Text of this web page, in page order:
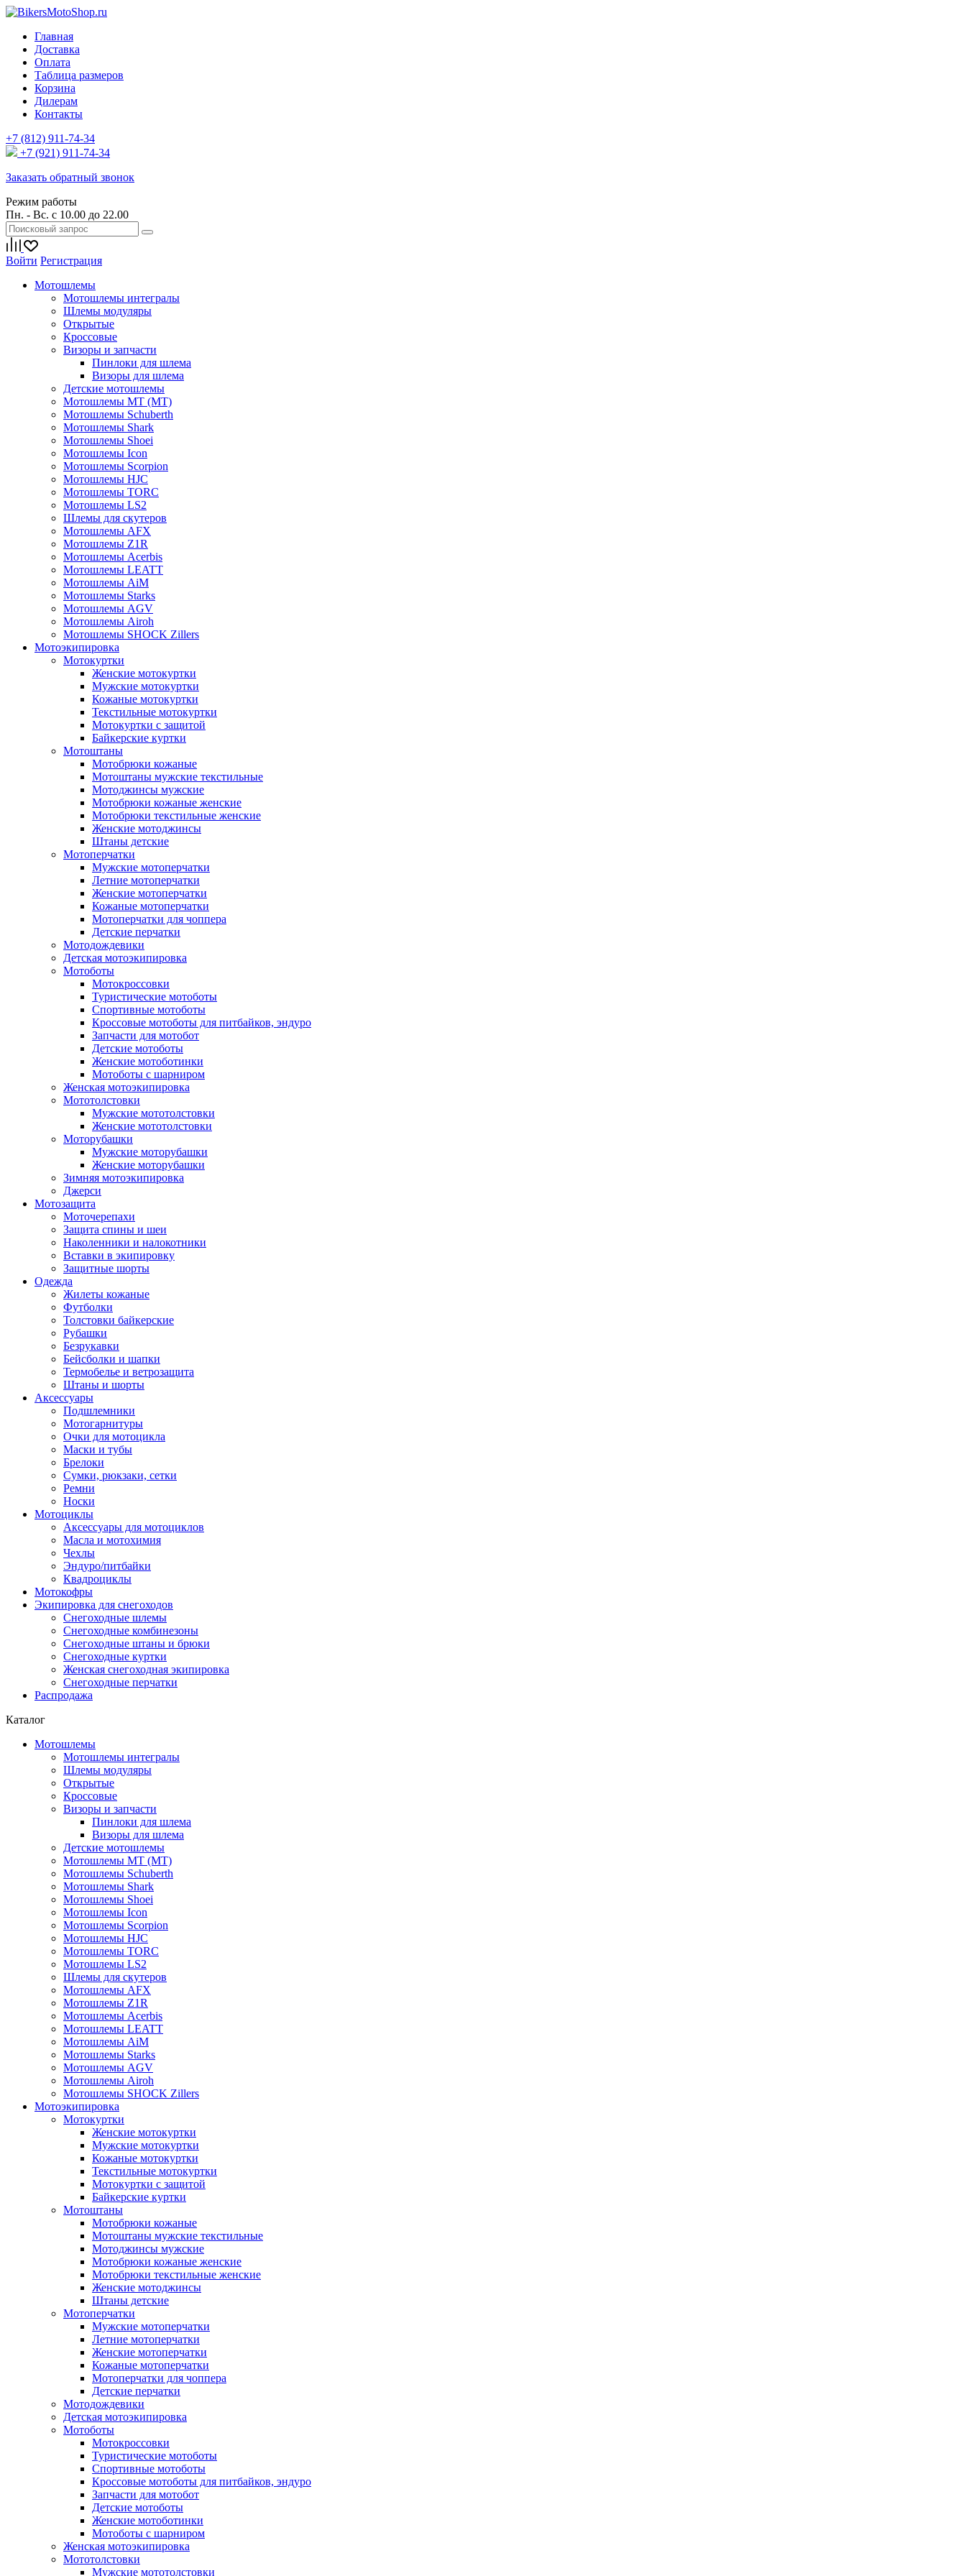
Главная
Доставка
Оплата
Таблица размеров
Корзина
Дилерам
Контакты
+7 (812) 911-74-34
+7 (921) 911-74-34
Заказать обратный звонок
Режим работы
Пн. - Вс. с 10.00 до 22.00
Войти Регистрация
Мотошлемы
Мотошлемы интегралы
Шлемы модуляры
Открытые
Кросcовые
Визоры и запчасти
Пинлоки для шлема
Визоры для шлема
Детские мотошлемы
Мотошлемы MT (МТ)
Мотошлемы Schuberth
Мотошлемы Shark
Мотошлемы Shoei
Мотошлемы Icon
Мотошлемы Scorpion
Мотошлемы HJC
Мотошлемы TORC
Мотошлемы LS2
Шлемы для скутеров
Мотошлемы AFX
Мотошлемы Z1R
Мотошлемы Acerbis
Мотошлемы LEATT
Мотошлемы AiM
Мотошлемы Starks
Мотошлемы AGV
Мотошлемы Airoh
Мотошлемы SHOCK Zillers
Мотоэкипировка
Мотокуртки
Женские мотокуртки
Мужские мотокуртки
Кожаные мотокуртки
Текстильные мотокуртки
Мотокуртки с защитой
Байкерские куртки
Мотоштаны
Мотобрюки кожаные
Мотоштаны мужские текстильные
Мотоджинсы мужские
Мотобрюки кожаные женские
Мотобрюки текстильные женские
Женские мотоджинсы
Штаны детские
Мотоперчатки
Мужские мотоперчатки
Летние мотоперчатки
Женские мотоперчатки
Кожаные мотоперчатки
Мотоперчатки для чоппера
Детские перчатки
Мотодождевики
Детская мотоэкипировка
Мотоботы
Мотокроссовки
Туристические мотоботы
Спортивные мотоботы
Кроссовые мотоботы для питбайков, эндуро
Запчасти для мотобот
Детские мотоботы
Женские мотоботинки
Мотоботы с шарниром
Женская мотоэкипировка
Мототолстовки
Мужские мототолстовки
Женские мототолстовки
Моторубашки
Мужские моторубашки
Женские моторубашки
Зимняя мотоэкипировка
Джерси
Мотозащита
Моточерепахи
Защита спины и шеи
Наколенники и налокотники
Вставки в экипировку
Защитные шорты
Одежда
Жилеты кожаные
Футболки
Толстовки байкерские
Рубашки
Безрукавки
Бейсболки и шапки
Термобелье и ветрозащита
Штаны и шорты
Аксессуары
Подшлемники
Мотогарнитуры
Очки для мотоцикла
Маски и тубы
Брелоки
Сумки, рюкзаки, сетки
Ремни
Носки
Мотоциклы
Аксессуары для мотоциклов
Масла и мотохимия
Чехлы
Эндуро/питбайки
Квадроциклы
Мотокофры
Экипировка для снегоходов
Снегоходные шлемы
Снегоходные комбинезоны
Снегоходные штаны и брюки
Снегоходные куртки
Женская снегоходная экипировка
Снегоходные перчатки
Распродажа
Каталог
Мотошлемы
Мотошлемы интегралы
Шлемы модуляры
Открытые
Кросcовые
Визоры и запчасти
Пинлоки для шлема
Визоры для шлема
Детские мотошлемы
Мотошлемы MT (МТ)
Мотошлемы Schuberth
Мотошлемы Shark
Мотошлемы Shoei
Мотошлемы Icon
Мотошлемы Scorpion
Мотошлемы HJC
Мотошлемы TORC
Мотошлемы LS2
Шлемы для скутеров
Мотошлемы AFX
Мотошлемы Z1R
Мотошлемы Acerbis
Мотошлемы LEATT
Мотошлемы AiM
Мотошлемы Starks
Мотошлемы AGV
Мотошлемы Airoh
Мотошлемы SHOCK Zillers
Мотоэкипировка
Мотокуртки
Женские мотокуртки
Мужские мотокуртки
Кожаные мотокуртки
Текстильные мотокуртки
Мотокуртки с защитой
Байкерские куртки
Мотоштаны
Мотобрюки кожаные
Мотоштаны мужские текстильные
Мотоджинсы мужские
Мотобрюки кожаные женские
Мотобрюки текстильные женские
Женские мотоджинсы
Штаны детские
Мотоперчатки
Мужские мотоперчатки
Летние мотоперчатки
Женские мотоперчатки
Кожаные мотоперчатки
Мотоперчатки для чоппера
Детские перчатки
Мотодождевики
Детская мотоэкипировка
Мотоботы
Мотокроссовки
Туристические мотоботы
Спортивные мотоботы
Кроссовые мотоботы для питбайков, эндуро
Запчасти для мотобот
Детские мотоботы
Женские мотоботинки
Мотоботы с шарниром
Женская мотоэкипировка
Мототолстовки
Мужские мототолстовки